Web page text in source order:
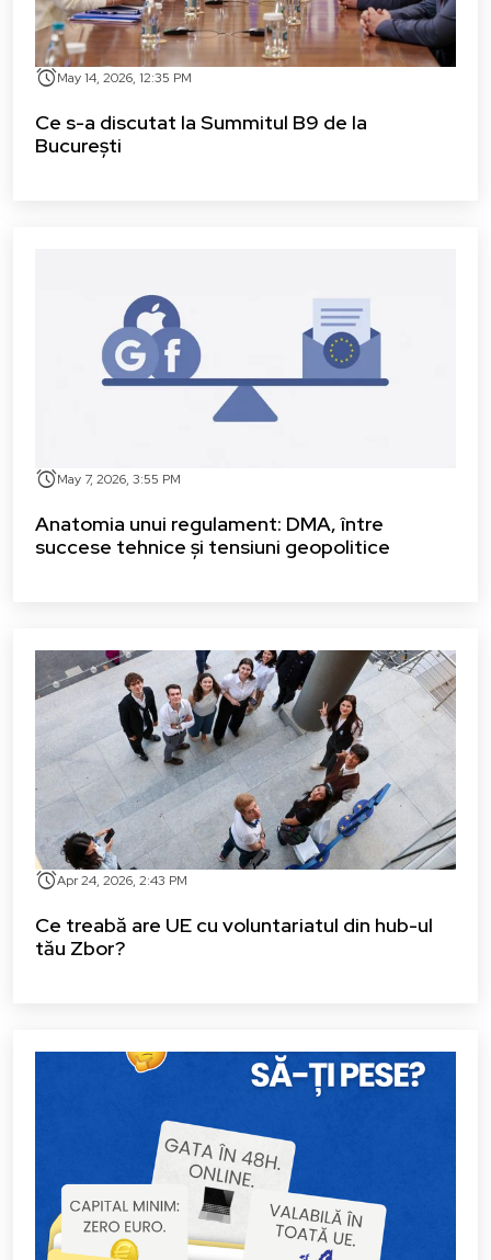
alarmMay 14, 2026, 12:35 PM
Ce s-a discutat la Summitul B9 de la
București
alarmMay 7, 2026, 3:55 PM
Anatomia unui regulament: DMA, între
succese tehnice și tensiuni geopolitice
alarmApr 24, 2026, 2:43 PM
Ce treabă are UE cu voluntariatul din hub-ul
tău Zbor?